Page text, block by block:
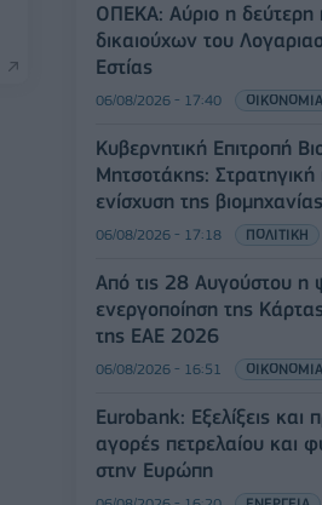
ΟΠΕΚΑ: Αύριο η
δικαιούχων του
Εστίας
06/08/2026 - 17:40 ΟΙΚΟΝΟΜΙΑ
Κυβερνητική Επιτροπή
Μητσοτάκης: Στρατηγική
ενίσχυση της βιομηχανίας
06/08/2026 - 17:18 ΠΟΛΙΤΙΚΗ
Από τις 28 Αυγούστου η
ενεργοποίηση της
της ΕΑΕ 2026
06/08/2026 - 16:51 ΟΙΚΟΝΟΜΙΑ
Eurobank: Εξελίξεις και
αγορές πετρελαίου και
στην Ευρώπη